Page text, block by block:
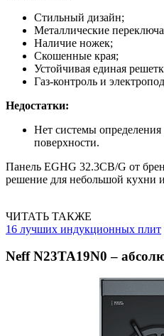
Стильный дизайн;
Металлические
Наличие ножек;
Скошенные края;
Устойчивая единая
Газ-контроль и
Недостатки:
Нет системы определения
поверхности.
Панель EGHG 32.3CB/G от
решение для небольшой кухни
ЧИТАТЬ ТАКЖЕ
16 лучших индукционных плит
Neff N23TA19N0 –